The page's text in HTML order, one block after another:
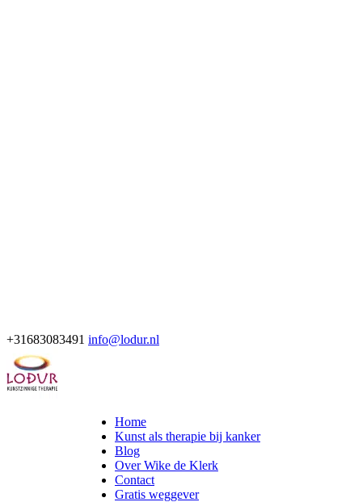
+31683083491 info@lodur.nl
Home
Kunst als therapie bij kanker
Blog
Over Wike de Klerk
Contact
Gratis weggever